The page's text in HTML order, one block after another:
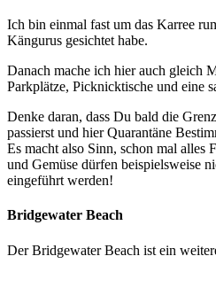
Ich bin einmal fast um das Karree
Kängurus gesichtet habe.
Danach mache ich hier auch gleich
Parkplätze, Picknicktische und eine
Denke daran, dass Du bald die
passierst und hier Quarantäne
Es macht also Sinn, schon mal alles
und Gemüse dürfen beispielsweise
eingeführt werden!
Bridgewater Beach
Der Bridgewater Beach ist ein